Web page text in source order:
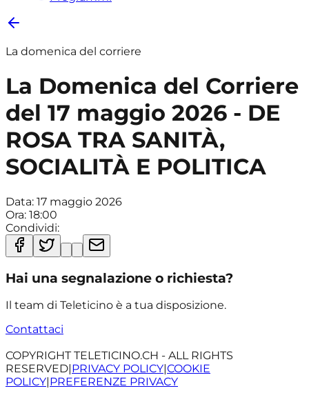
La domenica del corriere
La Domenica del Corriere
del 17 maggio 2026 - DE
ROSA TRA SANITÀ,
SOCIALITÀ E POLITICA
Data: 17 maggio 2026
Ora: 18:00
Condividi:
Hai una segnalazione o richiesta?
Il team di Teleticino è a tua disposizione.
Contattaci
COPYRIGHT TELETICINO.CH - ALL RIGHTS
RESERVED|PRIVACY POLICY|COOKIE
POLICY|PREFERENZE PRIVACY